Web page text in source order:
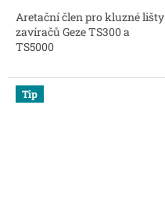
Aretační člen pro kluzné lišty
zavíračů Geze TS300 a
TS5000
Tip